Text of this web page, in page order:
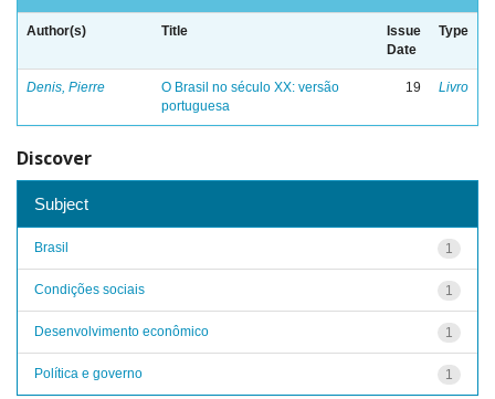
Author(s) Title
Issue
Date
Type
Denis, Pierre
O Brasil no século XX: versão
portuguesa
19 Livro
Discover
Subject
1
Brasil
1
Condições sociais
1
Desenvolvimento econômico
1
Política e governo